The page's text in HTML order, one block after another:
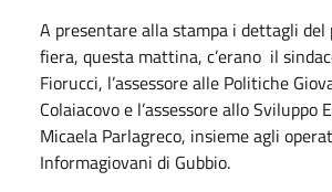
A presentare alla stampa i dettagli del
fiera, questa mattina, c’erano il
Fiorucci, l’assessore alle Politiche
Colaiacovo e l’assessore allo Sviluppo
Micaela Parlagreco, insieme agli
Informagiovani di Gubbio.